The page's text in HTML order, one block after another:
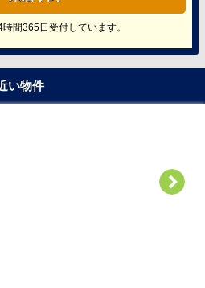
間365日受付しています。
い物件